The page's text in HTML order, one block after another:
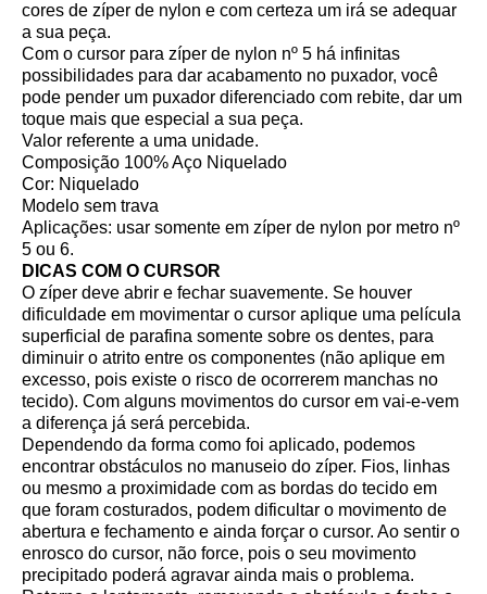
cores de zíper de nylon e com certeza um irá se adequar
a sua peça.
Com o cursor para zíper de nylon nº 5 há infinitas
possibilidades para dar acabamento no puxador, você
pode pender um puxador diferenciado com rebite, dar um
toque mais que especial a sua peça.
Valor referente a uma unidade.
Composição 100% Aço Niquelado
Cor: Niquelado
Modelo sem trava
Aplicações: usar somente em zíper de nylon por metro nº
5 ou 6.
DICAS COM O CURSOR
O zíper deve abrir e fechar suavemente. Se houver
dificuldade em movimentar o cursor aplique uma película
superficial de parafina somente sobre os dentes, para
diminuir o atrito entre os componentes (não aplique em
excesso, pois existe o risco de ocorrerem manchas no
tecido). Com alguns movimentos do cursor em vai-e-vem
a diferença já será percebida.
Dependendo da forma como foi aplicado, podemos
encontrar obstáculos no manuseio do zíper. Fios, linhas
ou mesmo a proximidade com as bordas do tecido em
que foram costurados, podem dificultar o movimento de
abertura e fechamento e ainda forçar o cursor. Ao sentir o
enrosco do cursor, não force, pois o seu movimento
precipitado poderá agravar ainda mais o problema.